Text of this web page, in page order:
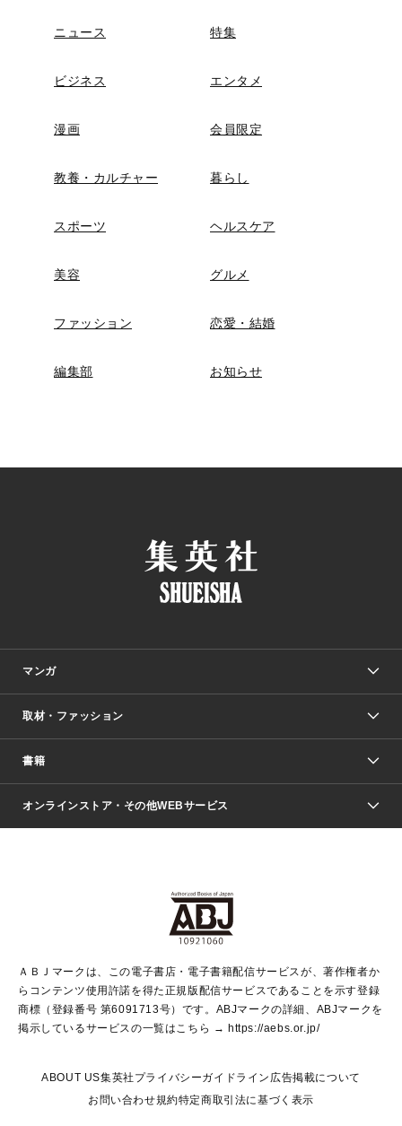
ニュース 特集
ビジネス エンタメ
漫画 会員限定
教養・カルチャー 暮らし
スポーツ ヘルスケア
美容 グルメ
ファッション 恋愛・結婚
編集部 お知らせ
マンガ
少年マンガ
Vジャンプ
ジャンプルーキー！
ジャンプTOON
S-MANGA
集英社ジャンプリミックス
集英社コミック文庫
週刊ヤングジャンプ
ウルトラジャンプ
少女マンガ
リマコミ＋
マンガMeets
月刊オフィスユー
取材・ファッション
Seventeen
LEE
Marisol
T JAPAN:The New York Times Style Magazine
芸能・情報・スポーツ
パラスポ＋！
書籍
文芸・文庫・総合
青春と読書
アジア人物史
集英社新書
集英社新書プラス
よみタイ
ライトノベル・ノベライズ
集英社Webマガジン Cobalt
集英社オレンジ文庫
シフォン文庫
JUMP j BOOKS
集英社みらい文庫
S-KIDS.LAND
オンラインストア・その他WEBサービス
SHUEISHA MANGA-ART HERITAGE
HAPPY PLUS STORE
shueisha vox
SHOP Marisol
EDITOR'S LAB
ＡＢＪマークは、この電子書店・電子書籍配信サービスが、著作権者か
らコンテンツ使用許諾を得た正規版配信サービスであることを示す登録
商標（登録番号 第6091713号）です。ABJマークの詳細、ABJマークを
掲示しているサービスの一覧はこちら → https://aebs.or.jp/
ABOUT US集英社プライバシーガイドライン 広告掲載について
お問い合わせ規約特定商取引法に基づく表示